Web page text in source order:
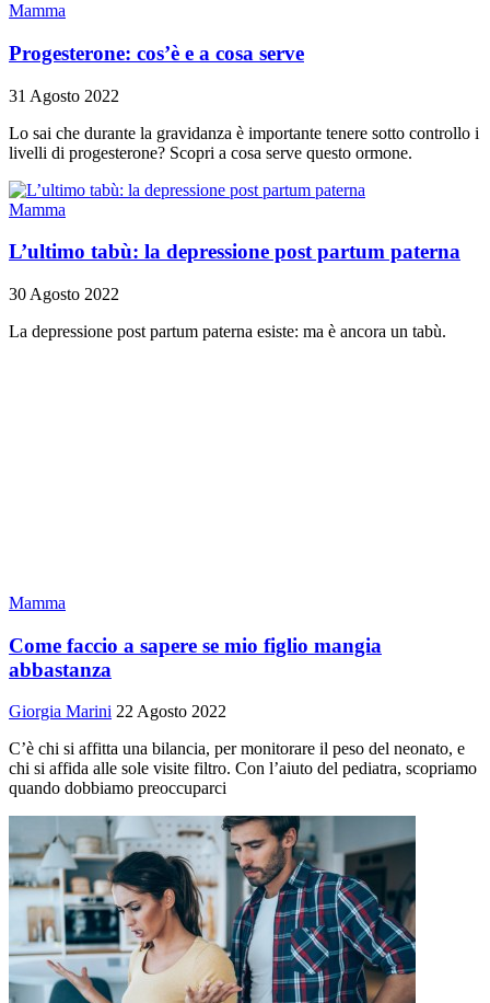
Mamma
Progesterone: cos’è e a cosa serve
31 Agosto 2022
Lo sai che durante la gravidanza è importante tenere sotto controllo i
livelli di progesterone? Scopri a cosa serve questo ormone.
Mamma
L’ultimo tabù: la depressione post partum paterna
30 Agosto 2022
La depressione post partum paterna esiste: ma è ancora un tabù.
Mamma
Come faccio a sapere se mio figlio mangia
abbastanza
Giorgia Marini 22 Agosto 2022
C’è chi si affitta una bilancia, per monitorare il peso del neonato, e
chi si affida alle sole visite filtro. Con l’aiuto del pediatra, scopriamo
quando dobbiamo preoccuparci